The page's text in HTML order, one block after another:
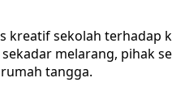
kreatif sekolah
melarang, pihak
tangga.